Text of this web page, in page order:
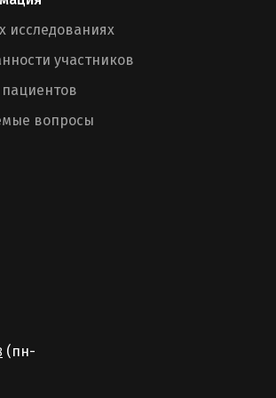
исследованиях
участников
пациентов
вопросы
(пн-